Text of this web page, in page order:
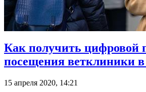
Как получить цифровой
посещения ветклиники
15 апреля 2020, 14:21